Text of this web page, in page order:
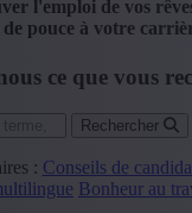
l'emploi de vos
de pouce à votre
ce que vous
Rechercher
: Conseils de
Bonheur au